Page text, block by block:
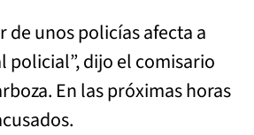
de unos policías afecta a
policial”, dijo el comisario
En las próximas horas